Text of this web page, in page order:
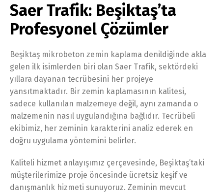
Saer Trafik: Beşiktaş’ta
Profesyonel Çözümler
Beşiktaş mikrobeton zemin kaplama denildiğinde akla
gelen ilk isimlerden biri olan Saer Trafik, sektördeki
yıllara dayanan tecrübesini her projeye
yansıtmaktadır. Bir zemin kaplamasının kalitesi,
sadece kullanılan malzemeye değil, aynı zamanda o
malzemenin nasıl uygulandığına bağlıdır. Tecrübeli
ekibimiz, her zeminin karakterini analiz ederek en
doğru uygulama yöntemini belirler.
Kaliteli hizmet anlayışımız çerçevesinde, Beşiktaş’taki
müşterilerimize proje öncesinde ücretsiz keşif ve
danışmanlık hizmeti sunuyoruz. Zeminin mevcut